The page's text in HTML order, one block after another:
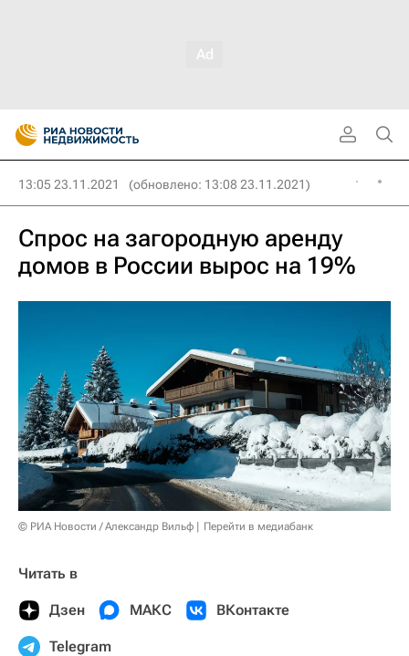
13:05 23.11.2021 (обновлено: 13:08 23.11.2021)
Спрос на загородную аренду
домов в России вырос на 19%
© РИА Новости / Александр Вильф Перейти в медиабанк
Читать в
Дзен МАКС ВКонтакте
Telegram